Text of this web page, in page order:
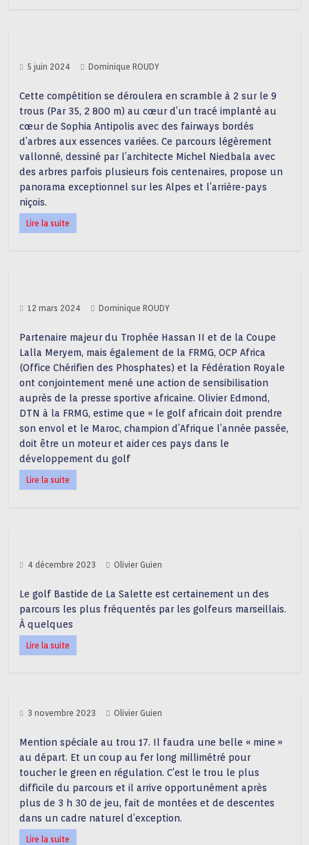
5 juin 2024 Dominique ROUDY
Cette compétition se déroulera en scramble à 2 sur le 9
trous (Par 35, 2 800 m) au cœur d’un tracé implanté au
cœur de Sophia Antipolis avec des fairways bordés
d’arbres aux essences variées. Ce parcours légèrement
vallonné, dessiné par l’architecte Michel Niedbala avec
des arbres parfois plusieurs fois centenaires, propose un
panorama exceptionnel sur les Alpes et l’arrière-pays
niçois.
Lire la suite
12 mars 2024 Dominique ROUDY
Partenaire majeur du Trophée Hassan II et de la Coupe
Lalla Meryem, mais également de la FRMG, OCP Africa
(Office Chérifien des Phosphates) et la Fédération Royale
ont conjointement mené une action de sensibilisation
auprès de la presse sportive africaine. Olivier Edmond,
DTN à la FRMG, estime que « le golf africain doit prendre
son envol et le Maroc, champion d’Afrique l’année passée,
doit être un moteur et aider ces pays dans le
développement du golf
Lire la suite
4 décembre 2023 Olivier Guien
Le golf Bastide de La Salette est certainement un des
parcours les plus fréquentés par les golfeurs marseillais.
À quelques
Lire la suite
3 novembre 2023 Olivier Guien
Mention spéciale au trou 17. Il faudra une belle « mine »
au départ. Et un coup au fer long millimétré pour
toucher le green en régulation. C’est le trou le plus
difficile du parcours et il arrive opportunément après
plus de 3 h 30 de jeu, fait de montées et de descentes
dans un cadre naturel d’exception.
Lire la suite